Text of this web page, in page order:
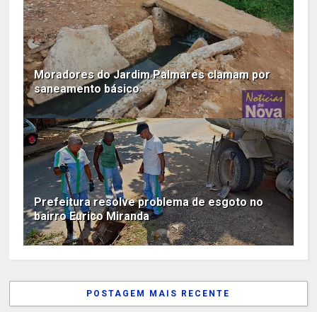
Moradores do Jardim Palmares clamam por
saneamento básico
Prefeitura resolve problema de esgoto no
bairro Eurico Miranda
POSTAGEM MAIS RECENTE